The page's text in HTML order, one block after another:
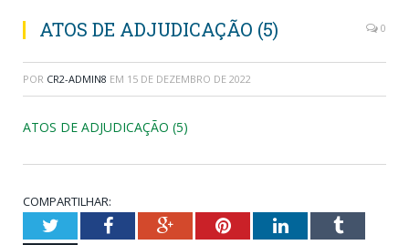
ATOS DE ADJUDICAÇÃO (5) 0
POR CR2-ADMIN8 EM 15 DE DEZEMBRO DE 2022
ATOS DE ADJUDICAÇÃO (5)
COMPARTILHAR:
TwitterFacebookGoogle+PinterestLinkedInTumblr